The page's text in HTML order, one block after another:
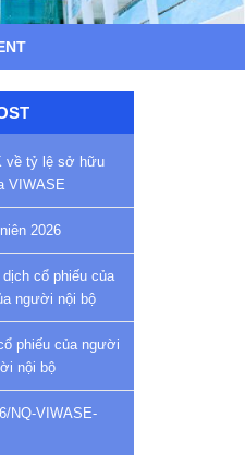
về tỷ lệ sở hữu
VIWASE
2026
cổ phiếu của
người nội bộ
phiếu của người
nội bộ
NQ-VIWASE-